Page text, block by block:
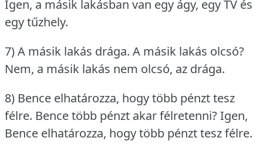
Igen, a másik lakásban van egy ágy, egy TV és
egy tűzhely.
7) A másik lakás drága. A másik lakás olcsó?
Nem, a másik lakás nem olcsó, az drága.
8) Bence elhatározza, hogy több pénzt tesz
félre. Bence több pénzt akar félretenni?Igen,
Bence elhatározza, hogy több pénzt tesz félre.